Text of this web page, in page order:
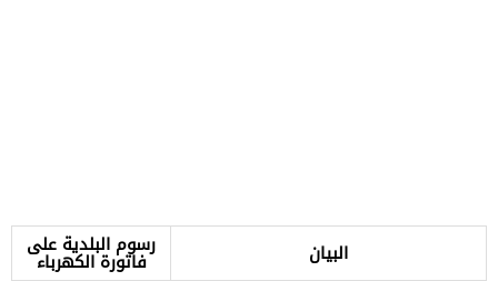
البيان رسوم البلدية على
فاتورة الكهرباء